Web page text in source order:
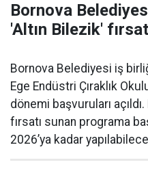
Bornova
'Altın Bilezik'
Bornova Belediyesi iş
Ege Endüstri Çıraklık
dönemi başvuruları
fırsatı sunan programa
2026’ya kadar